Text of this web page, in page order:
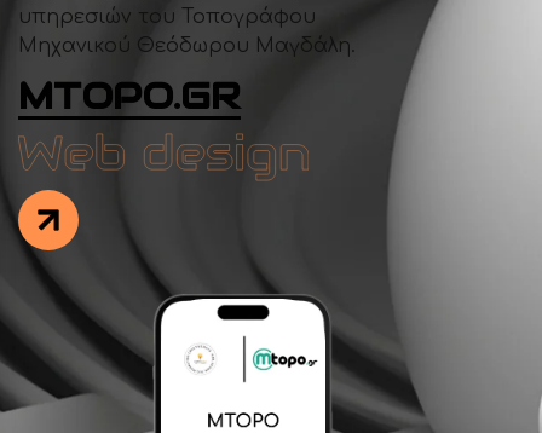
υπηρεσιών του Τοπογράφου
Μηχανικού Θεόδωρου Μαγδάλη.
MTOPO.GR
Facebook
Instagram